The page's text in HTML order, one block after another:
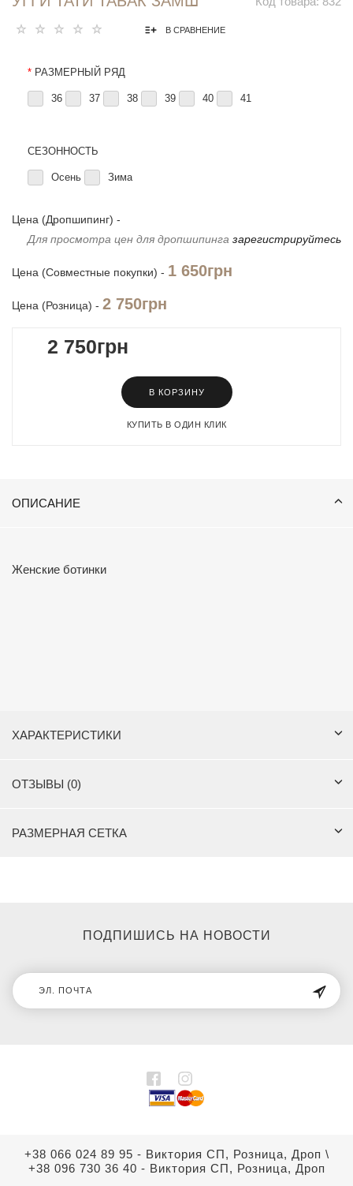
В СРАВНЕНИЕ
* РАЗМЕРНЫЙ РЯД
36 37 38 39 40 41
СЕЗОННОСТЬ
Осень Зима
Цена (Дропшипинг) -
Для просмотра цен для дропшипинга зарегистрируйтесь
Цена (Совместные покупки) - 1 650грн
Цена (Розница) - 2 750грн
2 750грн
В КОРЗИНУ
КУПИТЬ В ОДИН КЛИК
ОПИСАНИЕ
Женские ботинки
ХАРАКТЕРИСТИКИ
ОТЗЫВЫ (0)
РАЗМЕРНАЯ СЕТКА
ПОДПИШИСЬ НА НОВОСТИ
+38 066 024 89 95 - Виктория СП, Розница, Дроп \
+38 096 730 36 40 - Виктория СП, Розница, Дроп